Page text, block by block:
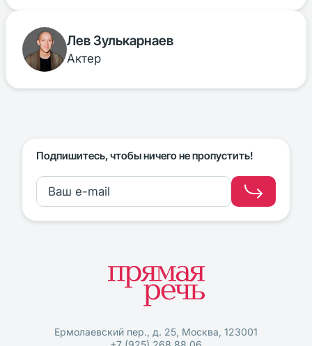
Лев Зулькарнаев
Актер
Подпишитесь, чтобы ничего не пропустить!
Ермолаевский пер., д. 25, Москва, 123001